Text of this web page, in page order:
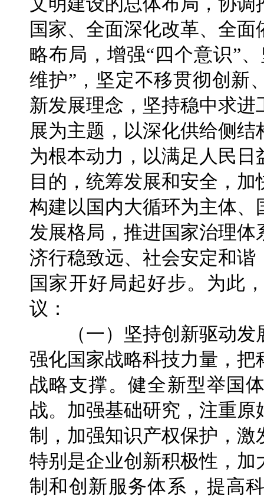
国家、全面深化改革、全
略布局，增强“四个意识”
维护”，坚定不移贯彻创新
新发展理念，坚持稳中求
展为主题，以深化供给侧
为根本动力，以满足人民
目的，统筹发展和安全，
构建以国内大循环为主体
发展格局，推进国家治理
济行稳致远、社会安定和
国家开好局起好步。为此
议：
（一）坚持创新驱动发
强化国家战略科技力量，
战略支撑。健全新型举国
战。加强基础研究，注重
制，加强知识产权保护，
特别是企业创新积极性，
制和创新服务体系，提高